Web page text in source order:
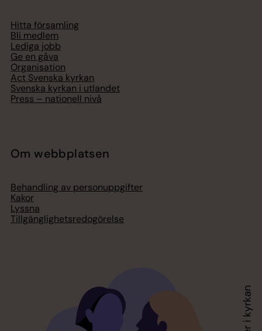
Hitta församling
Bli medlem
Lediga jobb
Ge en gåva
Organisation
Act Svenska kyrkan
Svenska kyrkan i utlandet
Press – nationell nivå
Om webbplatsen
Behandling av personuppgifter
Kakor
Lyssna
Tillgänglighetsredogörelse